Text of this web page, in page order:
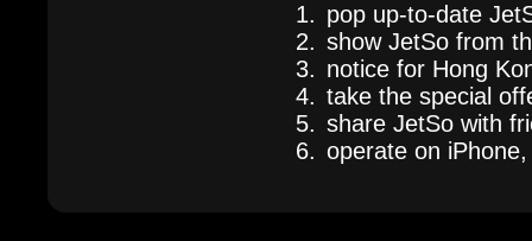
pop up-to-date
show JetSo from
notice for Hong
take the special
share JetSo with
operate on